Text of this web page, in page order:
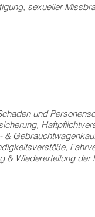
und
&
& Wiedererteilung der